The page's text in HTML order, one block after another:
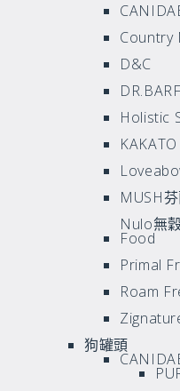
Country
D&C
Holistic
MUSH
Nulo無
Food
Primal
Roam
狗罐頭